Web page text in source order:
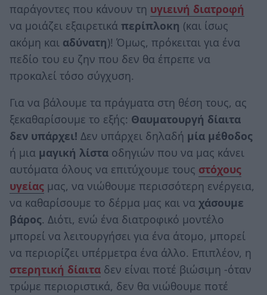
παράγοντες που κάνουν τη υγιεινή διατροφή
να μοιάζει εξαιρετικά περίπλοκη (και ίσως
ακόμη και αδύνατη)! Όμως, πρόκειται για ένα
πεδίο του ευ ζην που δεν θα έπρεπε να
προκαλεί τόσο σύγχυση.
Για να βάλουμε τα πράγματα στη θέση τους, ας
ξεκαθαρίσουμε το εξής: Θαυματουργή δίαιτα
δεν υπάρχει! Δεν υπάρχει δηλαδή μία μέθοδος
ή μια μαγική λίστα οδηγιών που να μας κάνει
αυτόματα όλους να επιτύχουμε τους στόχους
υγείας μας, να νιώθουμε περισσότερη ενέργεια,
να καθαρίσουμε το δέρμα μας και να χάσουμε
βάρος. Διότι, ενώ ένα διατροφικό μοντέλο
μπορεί να λειτουργήσει για ένα άτομο, μπορεί
να περιορίζει υπέρμετρα ένα άλλο. Επιπλέον, η
στερητική δίαιτα δεν είναι ποτέ βιώσιμη -όταν
τρώμε περιοριστικά, δεν θα νιώθουμε ποτέ